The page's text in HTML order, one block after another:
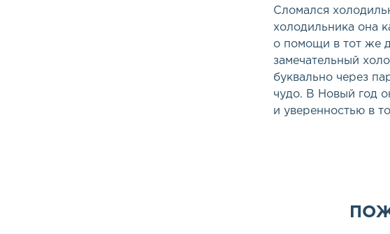
Сломался
холодильника она
о помощи в тот же
замечательный
буквально через
чудо. В Новый год
и уверенностью в